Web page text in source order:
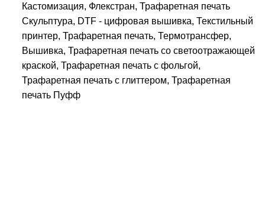
Кастомизация, Флекстран, Трафаретная печать
Скульптура, DTF - цифровая вышивка, Текстильный
принтер, Трафаретная печать, Термотрансфер,
Вышивка, Трафаретная печать со светоотражающей
краской, Трафаретная печать с фольгой,
Трафаретная печать с глиттером, Трафаретная
печать Пуфф